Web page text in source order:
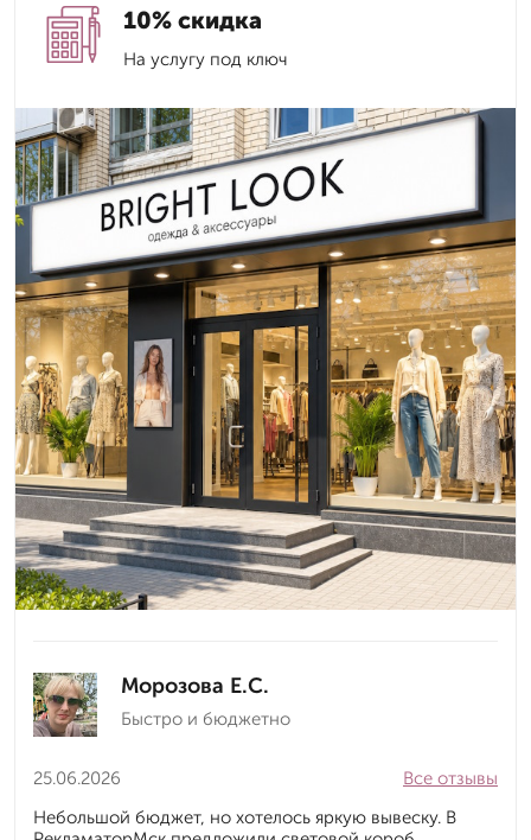
10% скидка
На услугу под ключ
Морозова Е.С.
Быстро и бюджетно
25.06.2026
Все отзывы
Небольшой бюджет, но хотелось яркую вывеску. В